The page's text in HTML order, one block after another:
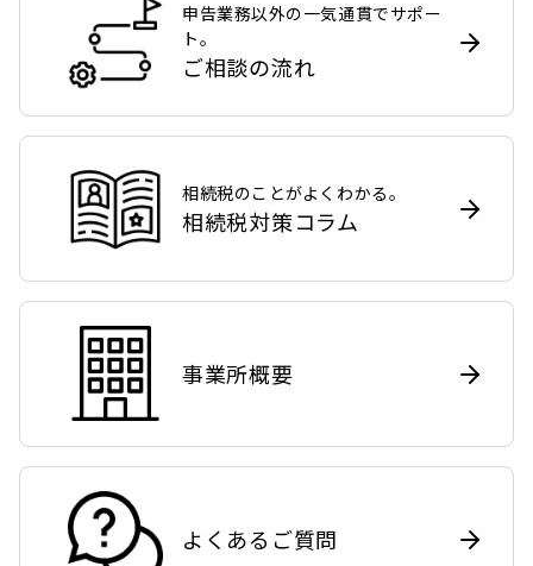
申告業務以外の一気通貫でサポー
ト。
ご相談の流れ
相続税のことがよくわかる。
相続税対策コラム
事業所概要
よくあるご質問